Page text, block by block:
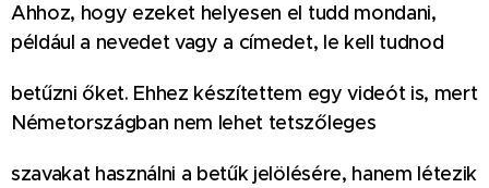
Ahhoz, hogy ezeket helyesen el tudd mondani,
például a nevedet vagy a címedet, le kell tudnod
betűzni őket. Ehhez készítettem egy videót is, mert
Németországban nem lehet tetszőleges
szavakat használni a betűk jelölésére, hanem létezik